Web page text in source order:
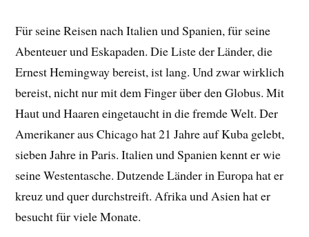
Für seine Reisen nach Italien und Spanien, für seine
Abenteuer und Eskapaden. Die Liste der Länder, die
Ernest Hemingway bereist, ist lang. Und zwar wirklich
bereist, nicht nur mit dem Finger über den Globus. Mit
Haut und Haaren eingetaucht in die fremde Welt. Der
Amerikaner aus Chicago hat 21 Jahre auf Kuba gelebt,
sieben Jahre in Paris. Italien und Spanien kennt er wie
seine Westentasche. Dutzende Länder in Europa hat er
kreuz und quer durchstreift. Afrika und Asien hat er
besucht für viele Monate.